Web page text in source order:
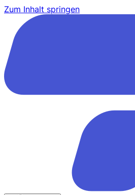
Zum Inhalt springen